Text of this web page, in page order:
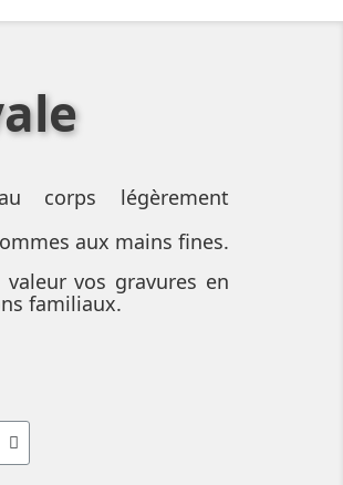
corps légèrement
aux mains fines.
vos gravures en
familiaux.